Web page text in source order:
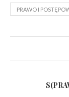
PRAWO I